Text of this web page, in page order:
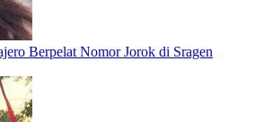
Berpelat Nomor Jorok di Sragen